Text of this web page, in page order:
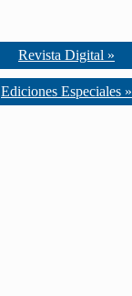
Revista Digital »
Ediciones Especiales »